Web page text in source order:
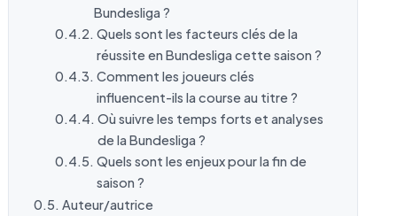
Bundesliga ?
Quels sont les facteurs clés de la
réussite en Bundesliga cette saison ?
Comment les joueurs clés
influencent-ils la course au titre ?
Où suivre les temps forts et analyses
de la Bundesliga ?
Quels sont les enjeux pour la fin de
saison ?
Auteur/autrice